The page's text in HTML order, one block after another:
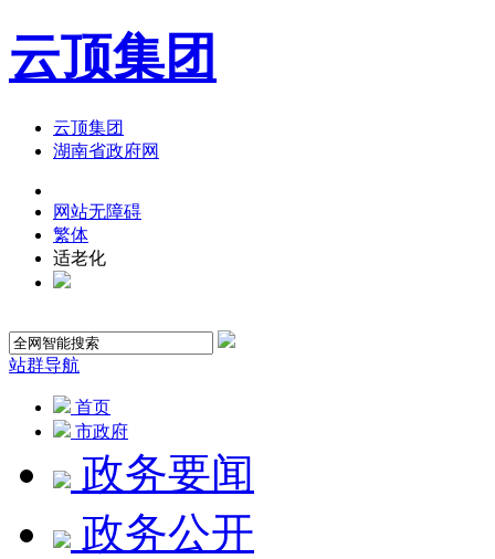
云顶集团
云顶集团
湖南省政府网
网站无障碍
繁体
适老化
站群导航
首页
市政府
政务要闻
政务公开